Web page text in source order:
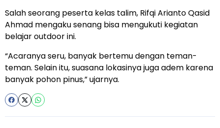
Salah seorang peserta kelas talim, Rifqi Arianto Qasid
Ahmad mengaku senang bisa mengukuti kegiatan
belajar outdoor ini.
“Acaranya seru, banyak bertemu dengan teman-
teman. Selain itu, suasana lokasinya juga adem karena
banyak pohon pinus,” ujarnya.